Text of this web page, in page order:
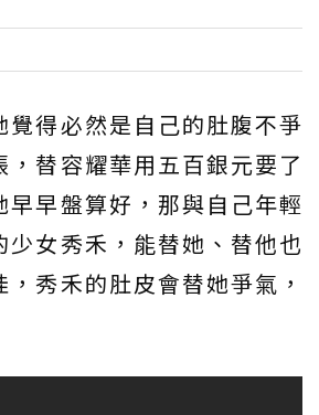
覺得必然是自己的肚腹不爭
，替容耀華用五百銀元要了
早早盤算好，那與自己年輕
少女秀禾，能替她、替他也
秀禾的肚皮會替她爭氣，